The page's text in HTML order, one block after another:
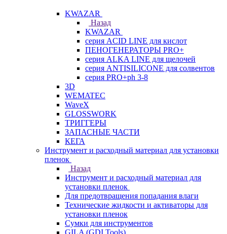
KWAZAR
Назад
KWAZAR
серия ACID LINE для кислот
ПЕНОГЕНЕРАТОРЫ PRO+
серия ALKA LINE для щелочей
серия ANTISILICONE для солвентов
серия PRO+ph 3-8
3D
WEMATEC
WaveX
GLOSSWORK
ТРИГГЕРЫ
ЗАПАСНЫЕ ЧАСТИ
КЕГА
Инструмент и расходный материал для установки
пленок
Назад
Инструмент и расходный материал для
установки пленок
Для предотвращения попадания влаги
Технические жидкости и активаторы для
установки пленок
Сумки для инструментов
GILA (GDI Tools)